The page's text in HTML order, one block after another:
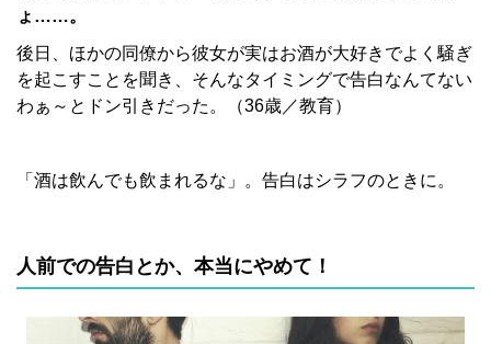
ょ……。
後日、ほかの同僚から彼女が実はお酒が大好きでよく騒ぎ
を起こすことを聞き、そんなタイミングで告白なんてない
わぁ～とドン引きだった。（36歳／教育）
「酒は飲んでも飲まれるな」。告白はシラフのときに。
人前での告白とか、本当にやめて！